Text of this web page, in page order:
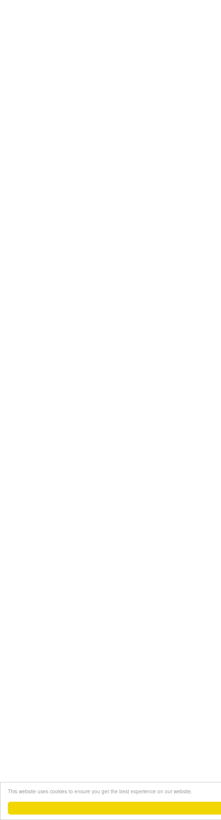
This website uses cookies to ensure you get the best experience on our website.